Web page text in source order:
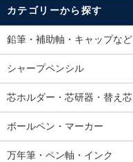
カテゴリーから探す
鉛筆・補助軸・キャップなど
シャープペンシル
芯ホルダー・芯研器・替え芯
ボールペン・マーカー
万年筆・ペン軸・インク